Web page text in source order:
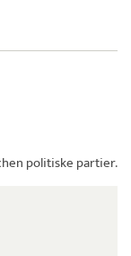
politiske partier.